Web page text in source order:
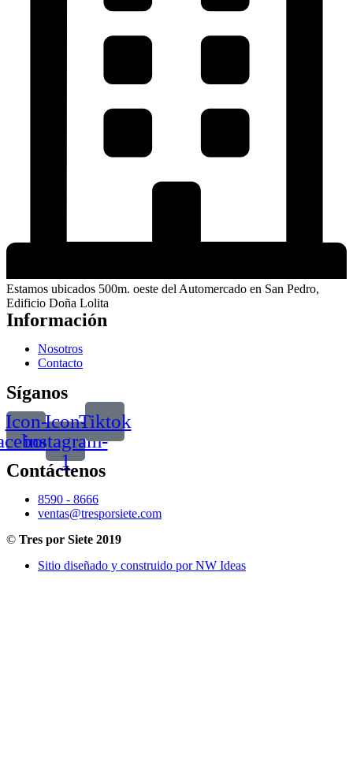
Estamos ubicados 500m. oeste del Automercado en San Pedro,
Edificio Doña Lolita
Información
Nosotros
Contacto
Síganos
Icon-Icon-
instagram-
1
Tiktok
Contáctenos
8590 - 8666
ventas@tresporsiete.com
© Tres por Siete 2019
Sitio diseñado y construido por NW Ideas